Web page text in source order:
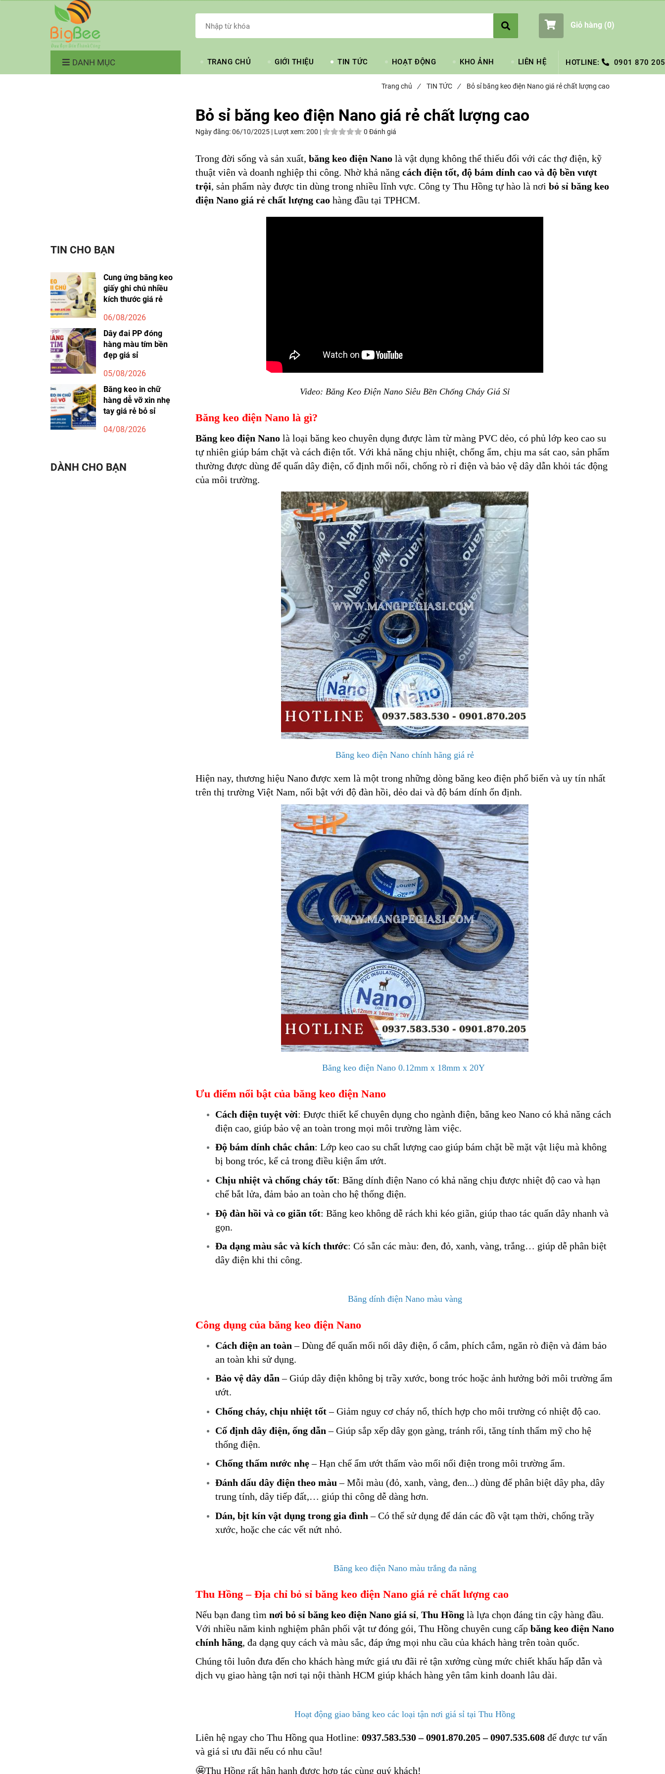
Giỏ hàng (0)
DANH MỤC TRANG CHỦ GIỚI THIỆU TIN TỨC HOẠT ĐỘNG KHO ẢNH LIÊN HỆ HOTLINE: 0901 870
Trang chủ / TIN TỨC / Bỏ sỉ băng keo điện Nano giá rẻ chất lượng cao
Bỏ sỉ băng keo điện Nano giá rẻ chất lượng cao
Ngày đăng:06/10/2025 | Lượt xem:200 | 0 Đánh giá
Trong đời sống và sản xuất, băng keo điện Nanolà vật dụng không thể thiếu đối với các thợ điện, kỹ
thuật viên và doanh nghiệp thi công. Nhờ khả năng cách điện tốt, độ bám dính cao và độ bền vượt
trội, sản phẩm này được tin dùng trong nhiều lĩnh vực. Công ty Thu Hồng tự hào là nơi bỏ sỉ băng keo
điện Nano giá rẻ chất lượng cao hàng đầu tại TPHCM.
Video: Băng Keo Điện Nano Siêu Bền Chống Cháy Giá Sỉ
Băng keo điện Nano là gì?
Băng keo điện Nanolà loại băng keo chuyên dụng được làm từ màng PVC dẻo, có phủ lớp keo cao su
tự nhiên giúp bám chặt và cách điện tốt. Với khả năng chịu nhiệt, chống ẩm, chịu ma sát cao, sản phẩm
thường được dùng để quấn dây điện, cố định mối nối, chống rò rỉ điện và bảo vệ dây dẫn khỏi tác động
của môi trường.
Băng keo điện Nano chính hãng giá rẻ
Hiện nay, thương hiệu Nano được xem là một trong những dòng băng keo điện phổ biến và uy tín nhất
trên thị trường Việt Nam, nổi bật với độ đàn hồi, dẻo dai và độ bám dính ổn định.
Băng keo điện Nano 0.12mm x 18mm x 20Y
Ưu điểm nổi bật của băng keo điện Nano
Cách điện tuyệt vời: Được thiết kế chuyên dụng cho ngành điện, băng keo Nano có khả năng cách
điện cao, giúp bảo vệ an toàn trong mọi môi trường làm việc.
Độ bám dính chắc chắn: Lớp keo cao su chất lượng cao giúp bám chặt bề mặt vật liệu mà không
bị bong tróc, kể cả trong điều kiện ẩm ướt.
Chịu nhiệt và chống cháy tốt: Băng dính điện Nano có khả năng chịu được nhiệt độ cao và hạn
chế bắt lửa, đảm bảo an toàn cho hệ thống điện.
Độ đàn hồi và co giãn tốt: Băng keo không dễ rách khi kéo giãn, giúp thao tác quấn dây nhanh và
gọn.
Đa dạng màu sắc và kích thước: Có sẵn các màu: đen, đỏ, xanh, vàng, trắng… giúp dễ phân biệt
dây điện khi thi công.
Băng dính điện Nano màu vàng
Công dụng của băng keo điện Nano
Cách điện an toàn – Dùng để quấn mối nối dây điện, ổ cắm, phích cắm, ngăn rò điện và đảm bảo
an toàn khi sử dụng.
Bảo vệ dây dẫn – Giúp dây điện không bị trầy xước, bong tróc hoặc ảnh hưởng bởi môi trường ẩm
ướt.
Chống cháy, chịu nhiệt tốt– Giảm nguy cơ cháy nổ, thích hợp cho môi trường có nhiệt độ cao.
Cố định dây điện, ống dẫn – Giúp sắp xếp dây gọn gàng, tránh rối, tăng tính thẩm mỹ cho hệ
thống điện.
Chống thấm nước nhẹ– Hạn chế ẩm ướt thấm vào mối nối điện trong môi trường ẩm.
Đánh dấu dây điện theo màu – Mỗi màu (đỏ, xanh, vàng, đen...) dùng để phân biệt dây pha, dây
trung tính, dây tiếp đất,… giúp thi công dễ dàng hơn.
Dán, bịt kín vật dụng trong gia đình – Có thể sử dụng để dán các đồ vật tạm thời, chống trầy
xước, hoặc che các vết nứt nhỏ.
Băng keo điện Nano màu trắng đa năng
Thu Hồng – Địa chỉ bỏ sỉ băng keo điện Nano giá rẻ chất lượng cao
Nếu bạn đang tìm nơi bỏ sỉ băng keo điện Nano giá sỉ, Thu Hồnglà lựa chọn đáng tin cậy hàng đầu.
Với nhiều năm kinh nghiệm phân phối vật tư đóng gói, Thu Hồng chuyên cung cấp băng keo điện Nano
chính hãng, đa dạng quy cách và màu sắc, đáp ứng mọi nhu cầu của khách hàng trên toàn quốc.
Chúng tôi luôn đưa đến cho khách hàng mức giá ưu đãi rẻ tận xưởng cùng mức chiết khấu hấp dẫn và
dịch vụ giao hàng tận nơi tại nội thành HCM giúp khách hàng yên tâm kinh doanh lâu dài.
Hoạt động giao băng keo các loại tận nơi giá sỉ tại Thu Hồng
Liên hệ ngay cho Thu Hồng qua Hotline: 0937.583.530 – 0901.870.205 – 0907.535.608để được tư vấn
và giá sỉ ưu đãi nếu có nhu cầu!
🤩Thu Hồng rất hân hạnh được hợp tác cùng quý khách!
TIN CHO BẠN
Cung ứng băng keo
giấy ghi chú nhiều
kích thước giá rẻ
06/08/2026
Dây đai PP đóng
hàng màu tím bền
đẹp giá sỉ
05/08/2026
Băng keo in chữ
hàng dễ vỡ xin nhẹ
tay giá rẻ bỏ sỉ
04/08/2026
DÀNH CHO BẠN